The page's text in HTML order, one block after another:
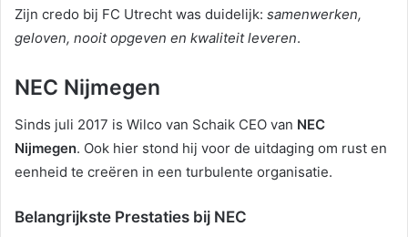
Zijn credo bij FC Utrecht was duidelijk: samenwerken,
geloven, nooit opgeven en kwaliteit leveren.
NEC Nijmegen
Sinds juli 2017 is Wilco van Schaik CEO van NEC
Nijmegen. Ook hier stond hij voor de uitdaging om rust en
eenheid te creëren in een turbulente organisatie.
Belangrijkste Prestaties bij NEC